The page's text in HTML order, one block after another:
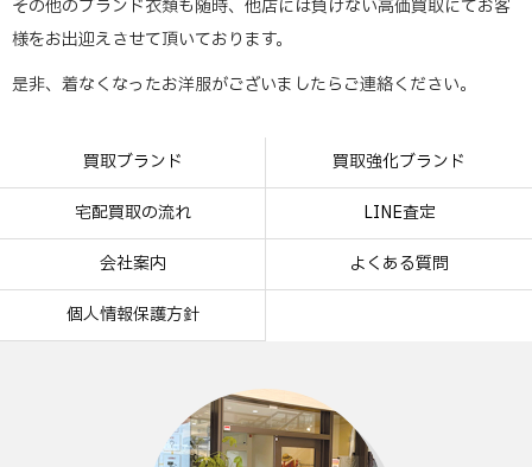
その他のブランド衣類も随時、他店には負けない高価買取にてお客
様をお出迎えさせて頂いております。
是非、着なくなったお洋服がございましたらご連絡ください。
買取ブランド 買取強化ブランド
宅配買取の流れ LINE査定
会社案内 よくある質問
個人情報保護方針